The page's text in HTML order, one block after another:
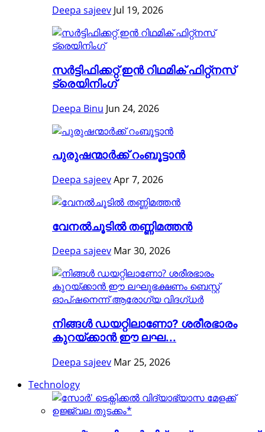
Deepa sajeev Jul 19, 2026
സർട്ടിഫിക്കറ്റ് ഇൻ റിഥമിക് ഫിറ്റ്നസ്
ട്രെയിനിംഗ്
Deepa Binu Jun 24, 2026
പുരുഷന്മാർക്ക് റംബൂട്ടാൻ
Deepa sajeevApr 7, 2026
വേനൽചൂടിൽ തണ്ണിമത്തൻ
Deepa sajeev Mar 30, 2026
നിങ്ങള്‍ ഡയറ്റിലാണോ? ശരീരഭാരം
കുറയ്ക്കാൻ ഈ ലഘ...
Deepa sajeev Mar 25, 2026
Technology